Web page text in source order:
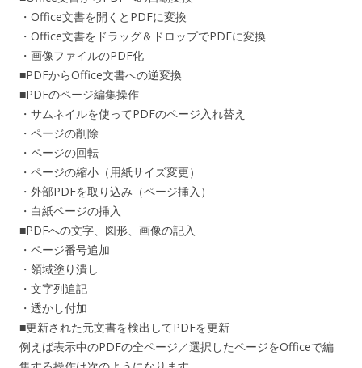
・Office文書を開くとPDFに変換
・Office文書をドラッグ＆ドロップでPDFに変換
・画像ファイルのPDF化
■PDFからOffice文書への逆変換
■PDFのページ編集操作
・サムネイルを使ってPDFのページ入れ替え
・ページの削除
・ページの回転
・ページの縮小（用紙サイズ変更）
・外部PDFを取り込み（ページ挿入）
・白紙ページの挿入
■PDFへの文字、図形、画像の記入
・ページ番号追加
・領域塗り潰し
・文字列追記
・透かし付加
■更新された元文書を検出してPDFを更新
例えば表示中のPDFの全ページ／選択したページをOfficeで編